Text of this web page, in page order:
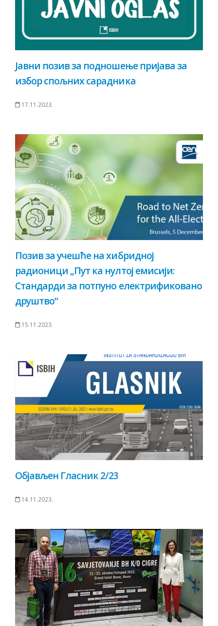
Јавни позив за подношење пријава за
избор спољних сарадника
17.11.2023.
Позив за учешће на хибридној
радионици „Пут ка нултој емисији:
Стандарди за потпуно електрификовано
друштво“
15.11.2023.
Објављен Гласник 2/23
14.11.2023.